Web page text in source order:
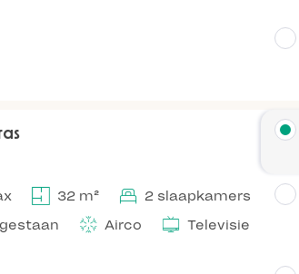
32 m²
2 slaapkamers
Airco Televisie